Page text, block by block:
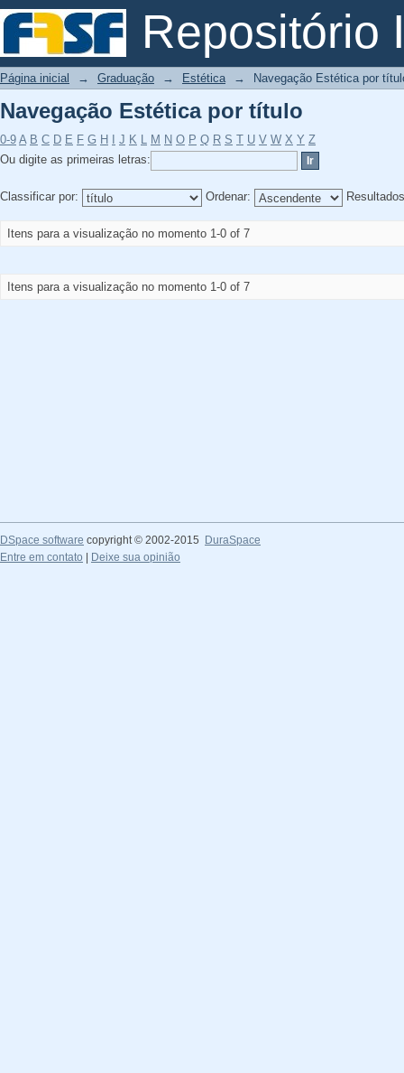
Repositório
Navegação Estética por título
Página inicial → Graduação → Estética → Navegação Estética por
Navegação Estética por título
0-9 A B C D E F G H J K L M N O P Q R S T U V W X Y Z
Ou digite as primeiras letras:
Classificar por: Ordenar:
Itens para a visualização no momento 1-0 of 7
Itens para a visualização no momento 1-0 of 7
DSpace software copyright © 2002-2015
DuraSpace
Entre em contato
Deixe sua opinião